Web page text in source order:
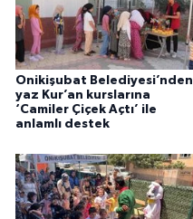
Onikişubat Belediyesi’nden
yaz Kur’an kurslarına
‘Camiler Çiçek Açtı’ ile
anlamlı destek